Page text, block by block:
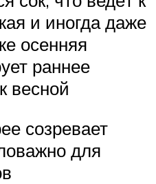
и иногда даже
осенняя
раннее
весной
созревает
для